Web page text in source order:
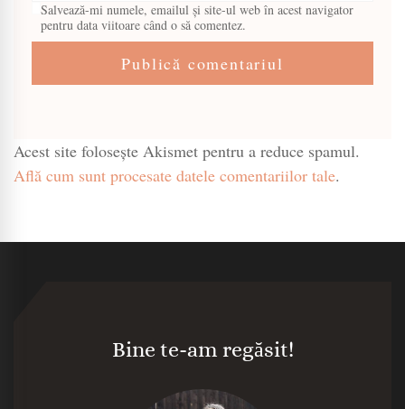
Salvează-mi numele, emailul și site-ul web în acest navigator
pentru data viitoare când o să comentez.
Acest site folosește Akismet pentru a reduce spamul.
Află cum sunt procesate datele comentariilor tale.
Bine te-am regăsit!